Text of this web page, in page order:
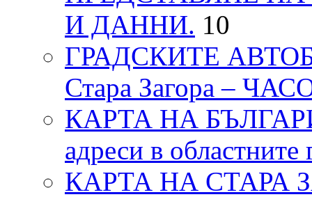
И ДАННИ. 10
ГРАДСКИТЕ
Стара Загора –
КАРТА НА
адреси в областните
КАРТА НА СТАРА